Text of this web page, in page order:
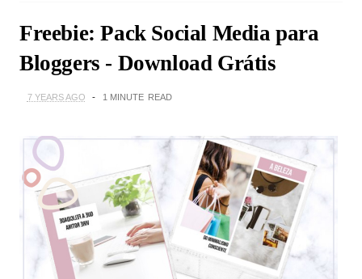
Freebie: Pack Social Media para
Bloggers - Download Grátis
7 YEARS AGO 1 MINUTE READ